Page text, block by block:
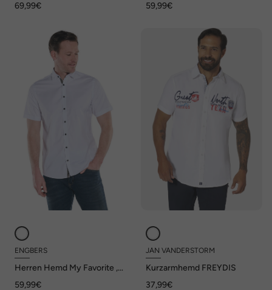
69,99€
59,99€
ENGBERS
Herren Hemd My Favorite ,
59,99€
JAN VANDERSTORM
Kurzarmhemd FREYDIS
37,99€